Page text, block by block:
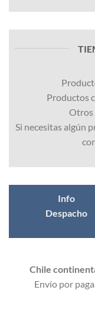
Productos
Otros
Si necesitas algún
Info
Despacho
Chile
Envío por